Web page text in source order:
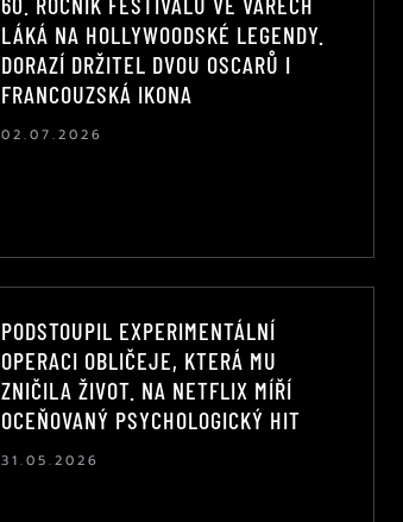
LÁKÁ NA HOLLYWOODSKÉ LEGENDY.
DORAZÍ DRŽITEL DVOU OSCARŮ I
FRANCOUZSKÁ IKONA
02.07.2026
PODSTOUPIL EXPERIMENTÁLNÍ
OPERACI OBLIČEJE, KTERÁ MU
ZNIČILA ŽIVOT. NA NETFLIX MÍŘÍ
OCEŇOVANÝ PSYCHOLOGICKÝ HIT
31.05.2026